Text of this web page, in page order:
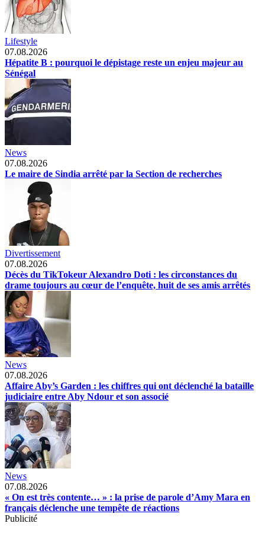
Lifestyle
07.08.2026
Hépatite B : pourquoi le dépistage reste un enjeu majeur au
Sénégal
News
07.08.2026
Le maire de Sindia arrêté par la Section de recherches
Divertissement
07.08.2026
Décès du TikTokeur Alexandro Doti : les circonstances du
drame toujours au cœur de l’enquête, huit de ses amis arrêtés
News
07.08.2026
Affaire Aby’s Garden : les chiffres qui ont déclenché la bataille
judiciaire entre Aby Ndour et son associé
News
07.08.2026
« On est très contente… » : la prise de parole d’Amy Mara en
français déclenche une tempête de réactions
Publicité